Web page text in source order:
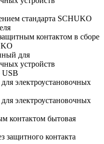
стандарта SCHUKO
контактом в сборе
для
устройств
USB
электроустановочных
электроустановочных
контактом бытовая
защитного контакта